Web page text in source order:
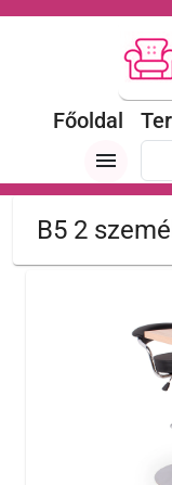
Főoldal
menu
B5 2